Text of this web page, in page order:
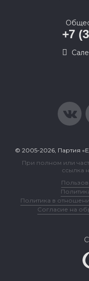
+7
© 2005-2026, Партия
При полном или
ссылка
Политика в
Согласие на